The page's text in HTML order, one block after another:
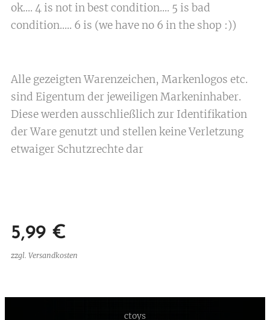
ok.... 4 is not in best condition.... 5 is bad
condition..... 6 is (we have no 6 in the shop :))
Alle gezeigten Warenzeichen, Markenlogos etc.
sind Eigentum der jeweiligen Markeninhaber.
Diese werden ausschließlich zur Identifikation
der Ware genutzt und stellen keine Verletzung
etwaiger Schutzrechte dar
5,99 €
zzgl. Versandkosten
ctoys